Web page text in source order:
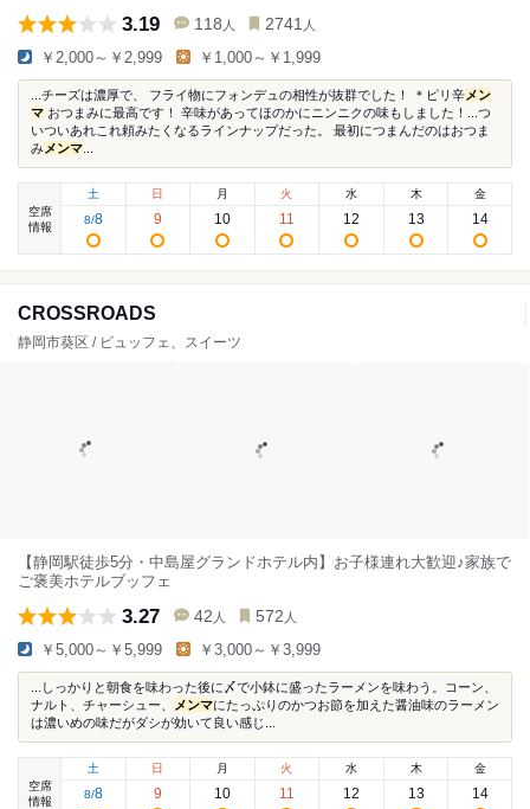
3.19 118 人 2741 人
￥2,000～￥2,999 ￥1,000～￥1,999
...チーズは濃厚で、 フライ物にフォンデュの相性が抜群でした！ ＊ピリ辛メン
マ おつまみに最高です！ 辛味があってほのかにニンニクの味もしました！...つ
いついあれこれ頼みたくなるラインナップだった。 最初につまんだのはおつま
みメンマ
空席
情報
土
8/8
日
9
月
10
火
11
水
12
木
13
金
14
CROSSROADS
静岡市葵区 / ビュッフェ、スイーツ
【静岡駅徒歩5分・中島屋グランドホテル内】お子様連れ大歓迎♪家族で
ご褒美ホテルブッフェ
3.27 42 人 572 人
￥5,000～￥5,999 ￥3,000～￥3,999
...しっかりと朝食を味わった後に〆で小鉢に盛ったラーメンを味わう。コーン、
ナルト、チャーシュー、
メンマにたっぷりのかつお節を加えた醤油味のラーメン
は濃いめの味だがダシが効いて良い感じ...
空席
情報
土
8/8
日
9
月
10
火
11
水
12
木
13
金
14